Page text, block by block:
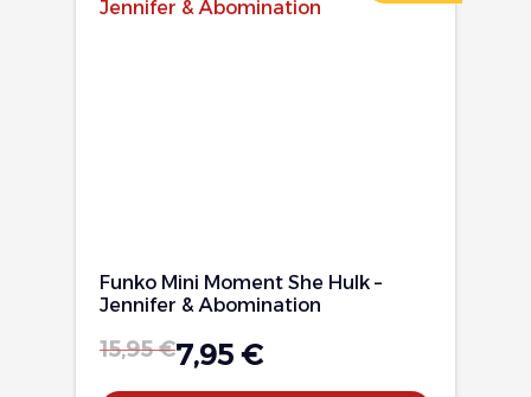
Funko Mini Moment She Hulk –
Jennifer & Abomination
15,95€7,95 €